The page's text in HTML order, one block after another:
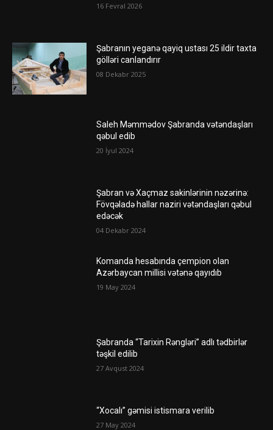
16 Fevral 2026
Şabranın yeganə qayiq ustası 25 ildir taxta
gölləri canlandırır
08 Dekabr 2025
Saleh Məmmədov Şabranda vətəndaşları
qəbul edib
20 İyul 2024
Şabran və Xaçmaz sakinlərinin nəzərinə:
Fövqəladə hallar naziri vətəndaşları qəbul
edəcək
04 Dekabr 2024
Komanda hesabında çempion olan
Azərbaycan millisi vətənə qayıdıb
19 May 2024
Şabranda “Tarixin Rəngləri” adlı tədbirlər
təşkil edilib
27 Avqust 2024
“Xocalı” gəmisi istismara verilib
27 May 2024